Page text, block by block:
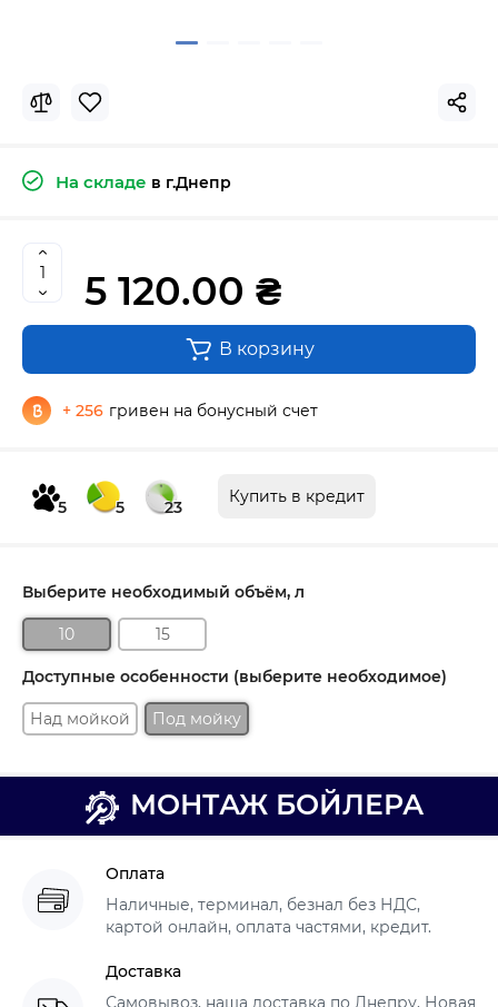
На складе в г.Днепр
5 120.00 ₴
В корзину
+ 256 гривен на бонусный счет
5 5 23
Купить в кредит
Выберите необходимый объём, л
10 15
Доступные особенности (выберите необходимое)
Над мойкой Под мойку
МОНТАЖ БОЙЛЕРА
Оплата
Наличные, терминал, безнал без НДС,
картой онлайн, оплата частями, кредит.
Доставка
Самовывоз, наша доставка по Днепру, Новая